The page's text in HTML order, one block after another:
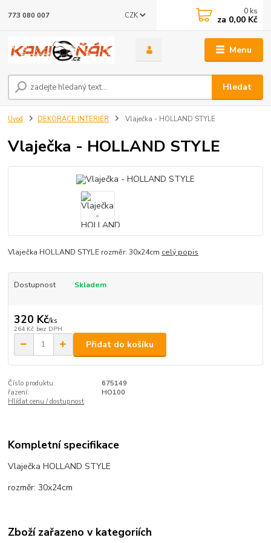
Menu
CZK
Hledat
773 080 007 0 ks
za 0,00 Kč
Úvod DEKORACE INTERIÉR Vlaječka - HOLLAND STYLE
Vlaječka - HOLLAND STYLE
Vlaječka HOLLAND STYLE rozměr: 30x24cm celý popis
Dostupnost Skladem
320 Kč/ks
264 Kč bez DPH
Přidat do košíku
Číslo produktu:
675149
řazení:
HO100
Hlídat cenu / dostupnost
Kompletní specifikace
Vlaječka HOLLAND STYLE
rozměr: 30x24cm
Zboží zařazeno v kategoriích